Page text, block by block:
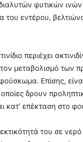
φυτικών
του εντέρου,
περιέχει
μεταβολισμό των
Επίσης,
δρουν
κατ’ επέκταση στο
του σε